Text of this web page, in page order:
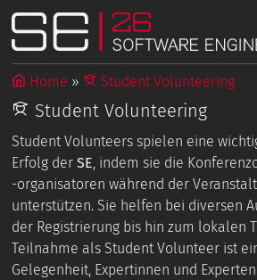
Home Student Volunteering
Student Volunteering
Student Volunteers spielen eine
Erfolg derSE, indem sie die
-organisatoren während der
unterstützen. Sie helfen bei diversen
der Registrierung bis hin zum lokalen
Teilnahme als Student Volunteer ist
Gelegenheit, Expertinnen und